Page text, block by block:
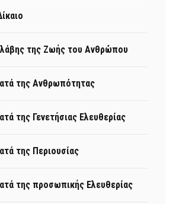
της Ζωής του Ανθρώπου
της Ανθρωπότητας
της Γενετήσιας Ελευθερίας
της Περιουσίας
της προσωπικής Ελευθερίας